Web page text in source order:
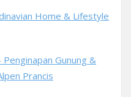
Home & Lifestyle
Gunung &
Prancis